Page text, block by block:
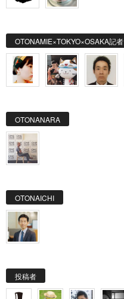
OTONAMIE×TOKYO×OSAKA記者
OTONANARA
OTONAICHI
投稿者